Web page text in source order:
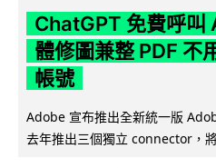
ChatGPT 免費呼叫
體修圖兼整 PDF 不
帳號
Adobe 宣布推出全新統一版
去年推出三個獨立 connector，